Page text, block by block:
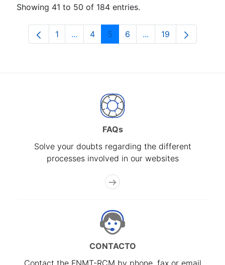
Showing 41 to 50 of 184 entries.
Page
1 ...Intermediate Pages Use TAB to
Page
4 Page
5 Page
6 ...Intermediate Pages
Page
19
FAQs
Solve your doubts regarding the different
processes involved in our websites
CONTACTO
Contact the FNMT-RCM by phone, fax or email